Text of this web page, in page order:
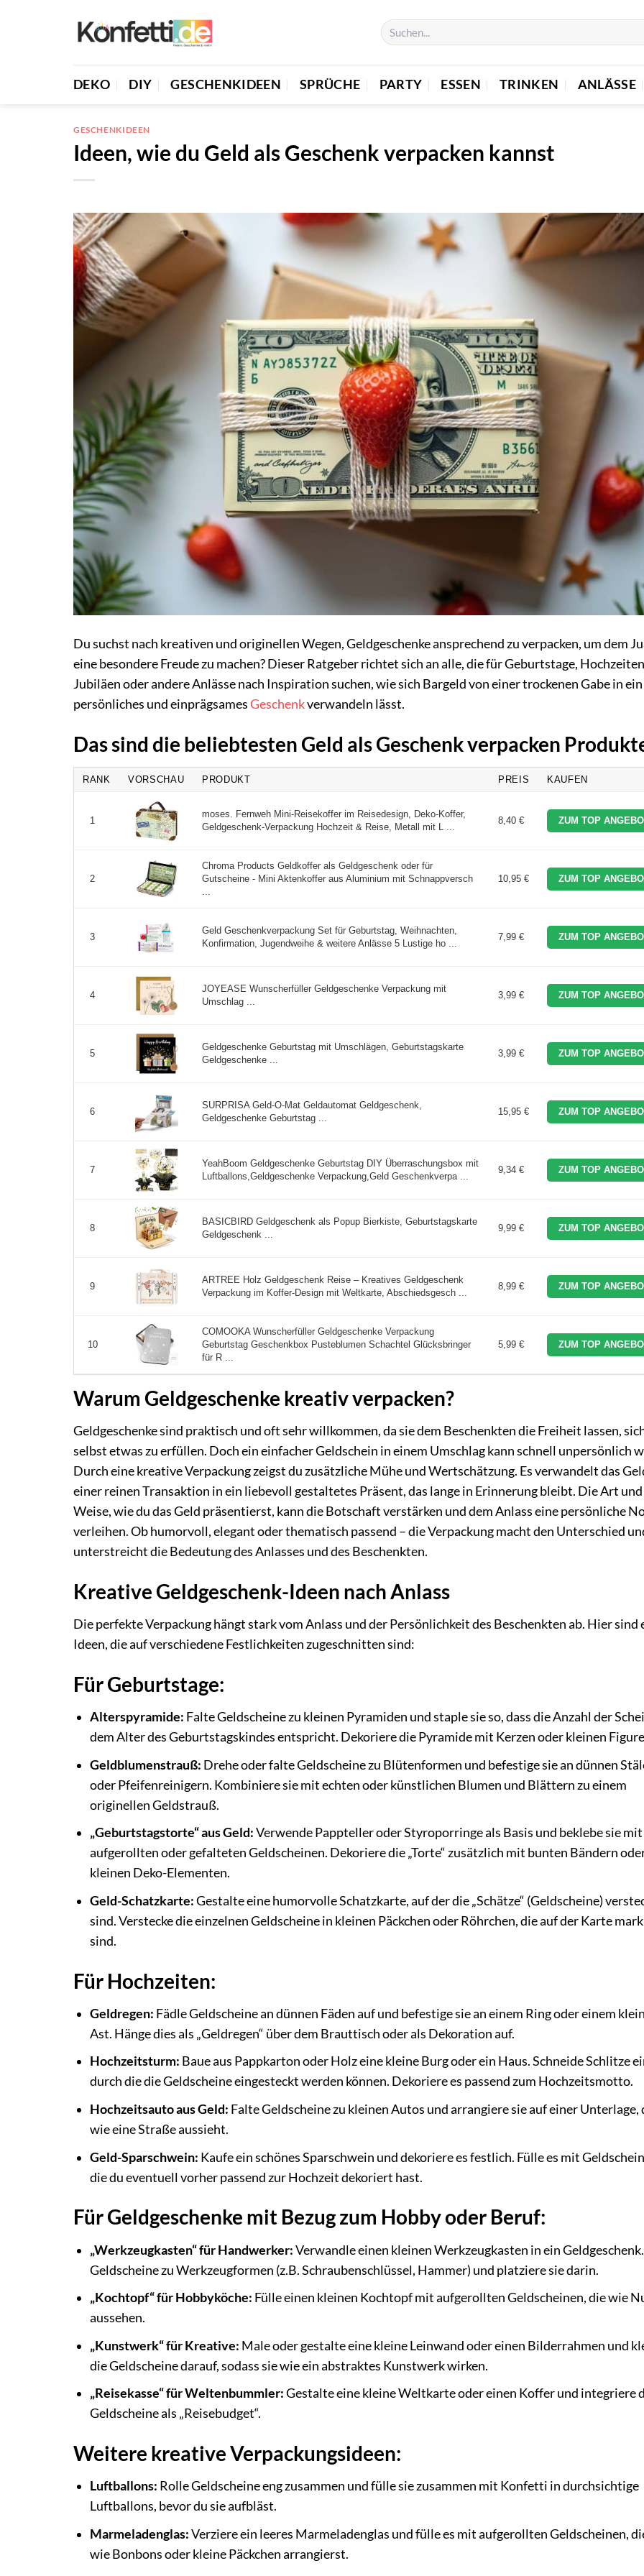
DEKO DIY GESCHENKIDEEN SPRÜCHE PARTY ESSEN TRINKEN ANLÄSSE
GESCHENKIDEEN
Ideen, wie du Geld als Geschenk verpacken kannst
Du suchst nach kreativen und originellen Wegen, Geldgeschenke ansprechend zu verpacken, um dem
eine besondere Freude zu machen? Dieser Ratgeber richtet sich an alle, die für Geburtstage,
Jubiläen oder andere Anlässe nach Inspiration suchen, wie sich Bargeld von einer trockenen Gabe in ein
persönliches und einprägsamesGeschenkverwandeln lässt.
Das sind die beliebtesten Geld als Geschenk verpacken
RANK VORSCHAU PRODUKT PREIS KAUFEN
1
moses. Fernweh Mini-Reisekoffer im Reisedesign, Deko-Koffer,
Geldgeschenk-Verpackung Hochzeit & Reise, Metall mit L ...
8,40 € ZUM TOP
2
Chroma Products Geldkoffer als Geldgeschenk oder für
Gutscheine - Mini Aktenkoffer aus Aluminium mit Schnappversch
...
10,95 € ZUM TOP
3
Geld Geschenkverpackung Set für Geburtstag, Weihnachten,
Konfirmation, Jugendweihe & weitere Anlässe 5 Lustige ho ...
7,99 € ZUM TOP
4
JOYEASE Wunscherfüller Geldgeschenke Verpackung mit
Umschlag ...
3,99 € ZUM TOP
5
Geldgeschenke Geburtstag mit Umschlägen, Geburtstagskarte
Geldgeschenke ...
3,99 € ZUM TOP
6
SURPRISA Geld-O-Mat Geldautomat Geldgeschenk,
Geldgeschenke Geburtstag ...
15,95 € ZUM TOP
7
YeahBoom Geldgeschenke Geburtstag DIY Überraschungsbox mit
Luftballons,Geldgeschenke Verpackung,Geld Geschenkverpa ...
9,34 € ZUM TOP
8
BASICBIRD Geldgeschenk als Popup Bierkiste, Geburtstagskarte
Geldgeschenk ...
9,99 € ZUM TOP
9
ARTREE Holz Geldgeschenk Reise – Kreatives Geldgeschenk
Verpackung im Koffer-Design mit Weltkarte, Abschiedsgesch ...
8,99 € ZUM TOP
10
COMOOKA Wunscherfüller Geldgeschenke Verpackung
Geburtstag Geschenkbox Pusteblumen Schachtel Glücksbringer
für R ...
5,99 € ZUM TOP
Warum Geldgeschenke kreativ verpacken?
Geldgeschenke sind praktisch und oft sehr willkommen, da sie dem Beschenkten die Freiheit lassen,
selbst etwas zu erfüllen. Doch ein einfacher Geldschein in einem Umschlag kann schnell unpersönlich
Durch eine kreative Verpackung zeigst du zusätzliche Mühe und Wertschätzung. Es verwandelt das
einer reinen Transaktion in ein liebevoll gestaltetes Präsent, das lange in Erinnerung bleibt. Die Art und
Weise, wie du das Geld präsentierst, kann die Botschaft verstärken und dem Anlass eine persönliche
verleihen. Ob humorvoll, elegant oder thematisch passend – die Verpackung macht den Unterschied
unterstreicht die Bedeutung des Anlasses und des Beschenkten.
Kreative Geldgeschenk-Ideen nach Anlass
Die perfekte Verpackung hängt stark vom Anlass und der Persönlichkeit des Beschenkten ab. Hier sind
Ideen, die auf verschiedene Festlichkeiten zugeschnitten sind:
Für Geburtstage:
Alterspyramide: Falte Geldscheine zu kleinen Pyramiden und staple sie so, dass die Anzahl der
dem Alter des Geburtstagskindes entspricht. Dekoriere die Pyramide mit Kerzen oder kleinen
Geldblumenstrauß: Drehe oder falte Geldscheine zu Blütenformen und befestige sie an dünnen
oder Pfeifenreinigern. Kombiniere sie mit echten oder künstlichen Blumen und Blättern zu einem
originellen Geldstrauß.
„Geburtstagstorte“ aus Geld:Verwende Pappteller oder Styroporringe als Basis und beklebe sie mit
aufgerollten oder gefalteten Geldscheinen. Dekoriere die „Torte“ zusätzlich mit bunten Bändern
kleinen Deko-Elementen.
Geld-Schatzkarte:Gestalte eine humorvolle Schatzkarte, auf der die „Schätze“ (Geldscheine)
sind. Verstecke die einzelnen Geldscheine in kleinen Päckchen oder Röhrchen, die auf der Karte
sind.
Für Hochzeiten:
Geldregen: Fädle Geldscheine an dünnen Fäden auf und befestige sie an einem Ring oder einem
Ast. Hänge dies als „Geldregen“ über dem Brauttisch oder als Dekoration auf.
Hochzeitsturm: Baue aus Pappkarton oder Holz eine kleine Burg oder ein Haus. Schneide Schlitze
durch die die Geldscheine eingesteckt werden können. Dekoriere es passend zum Hochzeitsmotto.
Hochzeitsauto aus Geld: Falte Geldscheine zu kleinen Autos und arrangiere sie auf einer Unterlage,
wie eine Straße aussieht.
Geld-Sparschwein: Kaufe ein schönes Sparschwein und dekoriere es festlich. Fülle es mit
die du eventuell vorher passend zur Hochzeit dekoriert hast.
Für Geldgeschenke mit Bezug zum Hobby oder Beruf:
„Werkzeugkasten“ für Handwerker:Verwandle einen kleinen Werkzeugkasten in ein
Geldscheine zu Werkzeugformen (z.B. Schraubenschlüssel, Hammer) und platziere sie darin.
„Kochtopf“ für Hobbyköche: Fülle einen kleinen Kochtopf mit aufgerollten Geldscheinen, die wie
aussehen.
„Kunstwerk“ für Kreative: Male oder gestalte eine kleine Leinwand oder einen Bilderrahmen und
die Geldscheine darauf, sodass sie wie ein abstraktes Kunstwerk wirken.
„Reisekasse“ für Weltenbummler:Gestalte eine kleine Weltkarte oder einen Koffer und integriere
Geldscheine als „Reisebudget“.
Weitere kreative Verpackungsideen:
Luftballons: Rolle Geldscheine eng zusammen und fülle sie zusammen mit Konfetti in durchsichtige
Luftballons, bevor du sie aufbläst.
Marmeladenglas:Verziere ein leeres Marmeladenglas und fülle es mit aufgerollten Geldscheinen,
wie Bonbons oder kleine Päckchen arrangierst.